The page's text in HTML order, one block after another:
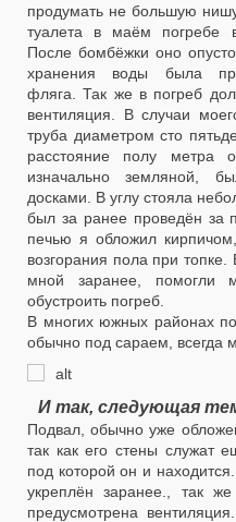
продумать не большую
туалета в маём погребе
После бомбёжки оно
хранения воды была
фляга. Так же в погреб
вентиляция. В случаи
труба диаметром сто
расстояние полу метра
изначально земляной,
досками. В углу стояла
был за ранее проведён за
печью я обложил
возгорания пола при
мной заранее, помогли
обустроить погреб.
В многих южных районах
обычно под сараем, всегда
И так, следующая
Подвал, обычно уже
так как его стены служат
под которой он и
укреплён заранее., так
предусмотрена